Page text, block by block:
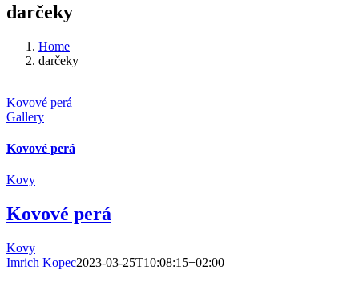
darčeky
Home
darčeky
Kovové perá
Gallery
Kovové perá
Kovy
Kovové perá
Kovy
Imrich Kopec2023-03-25T10:08:15+02:00